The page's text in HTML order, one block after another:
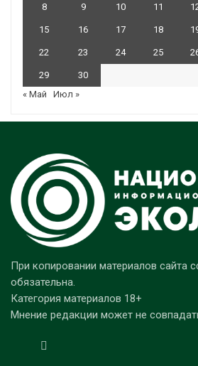
8 9 10 11
15 16 17 18
22 23 24 25
29
30
« Май
Июл »
При копировании материалов сайта
обязательна.
Категория материалов 18+
Мнение редакции может не